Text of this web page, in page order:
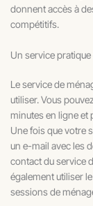
donnent accès à
compétitifs.
Un service
Le service de
utiliser. Vous
minutes en ligne et
Une fois que votre
un e-mail avec les
contact du service
également utiliser
sessions de